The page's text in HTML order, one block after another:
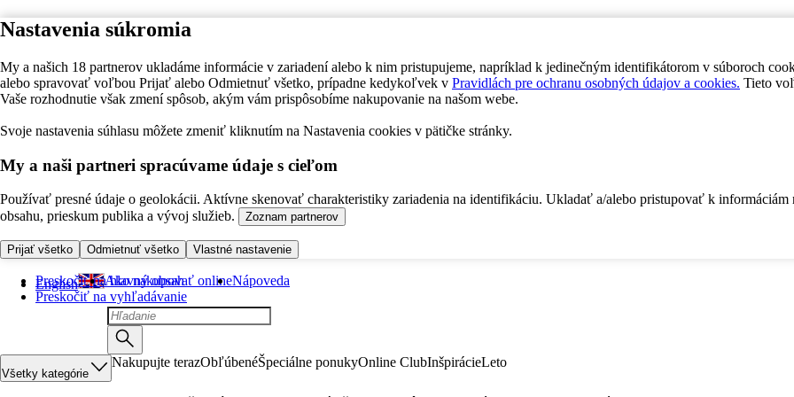
Nastavenia súkromia
My a našich 18 partnerov ukladáme informácie v zariadení alebo k nim pristupujeme, napríklad k jedinečným identifikátorom v súboroch
alebo spravovať voľbou Prijať alebo Odmietnuť všetko, prípadne kedykoľvek v Pravidlách pre ochranu osobných údajov a cookies. Tieto
Vaše rozhodnutie však zmení spôsob, akým vám prispôsobíme nakupovanie na našom webe.
Svoje nastavenia súhlasu môžete zmeniť kliknutím na Nastavenia cookies v pätičke stránky.
My a naši partneri spracúvame údaje s cieľom
Používať presné údaje o geolokácii. Aktívne skenovať charakteristiky zariadenia na identifikáciu. Ukladať a/alebo pristupovať k informáciám
obsahu, prieskum publika a vývoj služieb.
Zoznam partnerov
Prijať všetko Odmietnuť všetko Vlastné nastavenie
Preskočiť na hlavný obsah
Preskočiť na vyhľadávanie
English Ako nakupovať onlineNápoveda
Všetky kategórie
Nakupujte terazObľúbenéŠpeciálne ponukyOnline ClubInšpirácieLeto